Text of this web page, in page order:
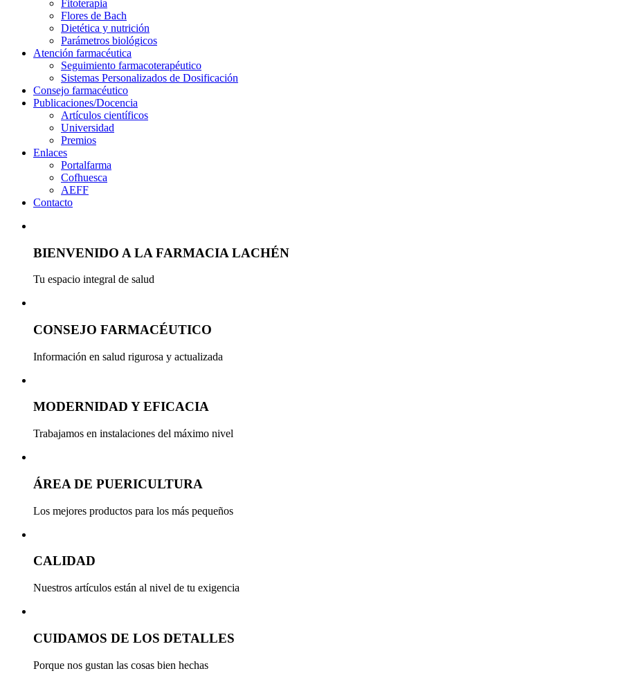
Fitoterapia
Flores de Bach
Dietética y nutrición
Parámetros biológicos
Atención farmacéutica
Seguimiento farmacoterapéutico
Sistemas Personalizados de Dosificación
Consejo farmacéutico
Publicaciones/Docencia
Artículos científicos
Universidad
Premios
Enlaces
Portalfarma
Cofhuesca
AEFF
Contacto
BIENVENIDO A LA FARMACIA LACHÉN
Tu espacio integral de salud
CONSEJO FARMACÉUTICO
Información en salud rigurosa y actualizada
MODERNIDAD Y EFICACIA
Trabajamos en instalaciones del máximo nivel
ÁREA DE PUERICULTURA
Los mejores productos para los más pequeños
CALIDAD
Nuestros artículos están al nivel de tu exigencia
CUIDAMOS DE LOS DETALLES
Porque nos gustan las cosas bien hechas